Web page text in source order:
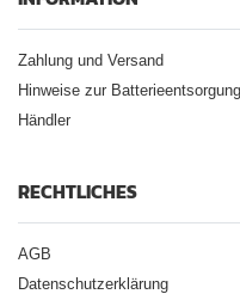
Zahlung und Versand
Hinweise zur Batterieentsorgung
Händler
RECHTLICHES
AGB
Datenschutzerklärung